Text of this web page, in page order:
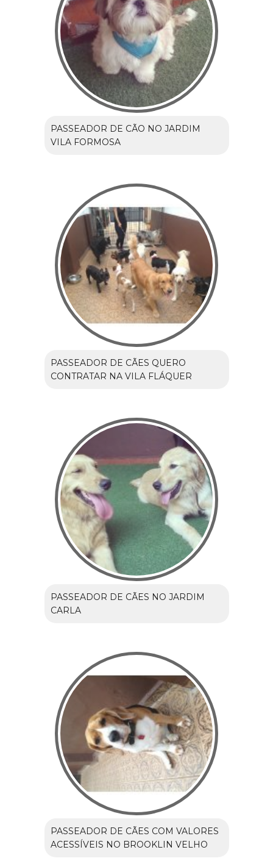
PASSEADOR DE CÃO NO JARDIM
VILA FORMOSA
PASSEADOR DE CÃES QUERO
CONTRATAR NA VILA FLÁQUER
PASSEADOR DE CÃES NO JARDIM
CARLA
PASSEADOR DE CÃES COM VALORES
ACESSÍVEIS NO BROOKLIN VELHO